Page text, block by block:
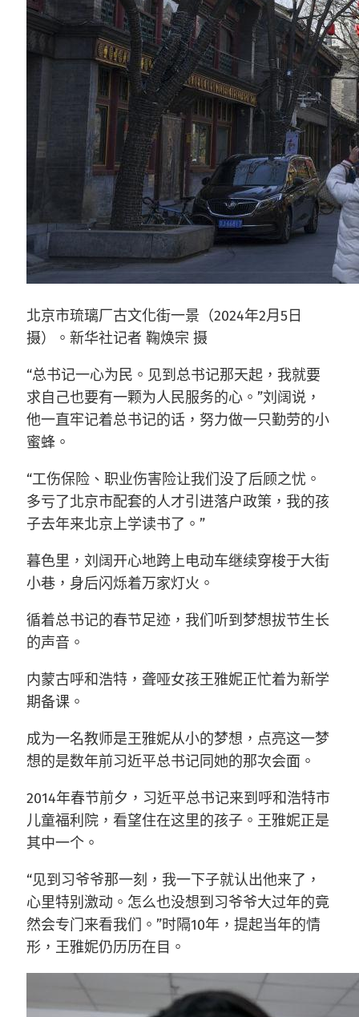
北京市琉璃厂古文化街一景（2024年2月5日
摄）。新华社记者 鞠焕宗 摄
“总书记一心为民。见到总书记那天起，我就要
求自己也要有一颗为人民服务的心。”刘阔说，
他一直牢记着总书记的话，努力做一只勤劳的小
蜜蜂。
“工伤保险、职业伤害险让我们没了后顾之忧。
多亏了北京市配套的人才引进落户政策，我的孩
子去年来北京上学读书了。”
暮色里，刘阔开心地跨上电动车继续穿梭于大街
小巷，身后闪烁着万家灯火。
循着总书记的春节足迹，我们听到梦想拔节生长
的声音。
内蒙古呼和浩特，聋哑女孩王雅妮正忙着为新学
期备课。
成为一名教师是王雅妮从小的梦想，点亮这一梦
想的是数年前习近平总书记同她的那次会面。
2014年春节前夕，习近平总书记来到呼和浩特市
儿童福利院，看望住在这里的孩子。王雅妮正是
其中一个。
“见到习爷爷那一刻，我一下子就认出他来了，
心里特别激动。怎么也没想到习爷爷大过年的竟
然会专门来看我们。”时隔10年，提起当年的情
形，王雅妮仍历历在目。